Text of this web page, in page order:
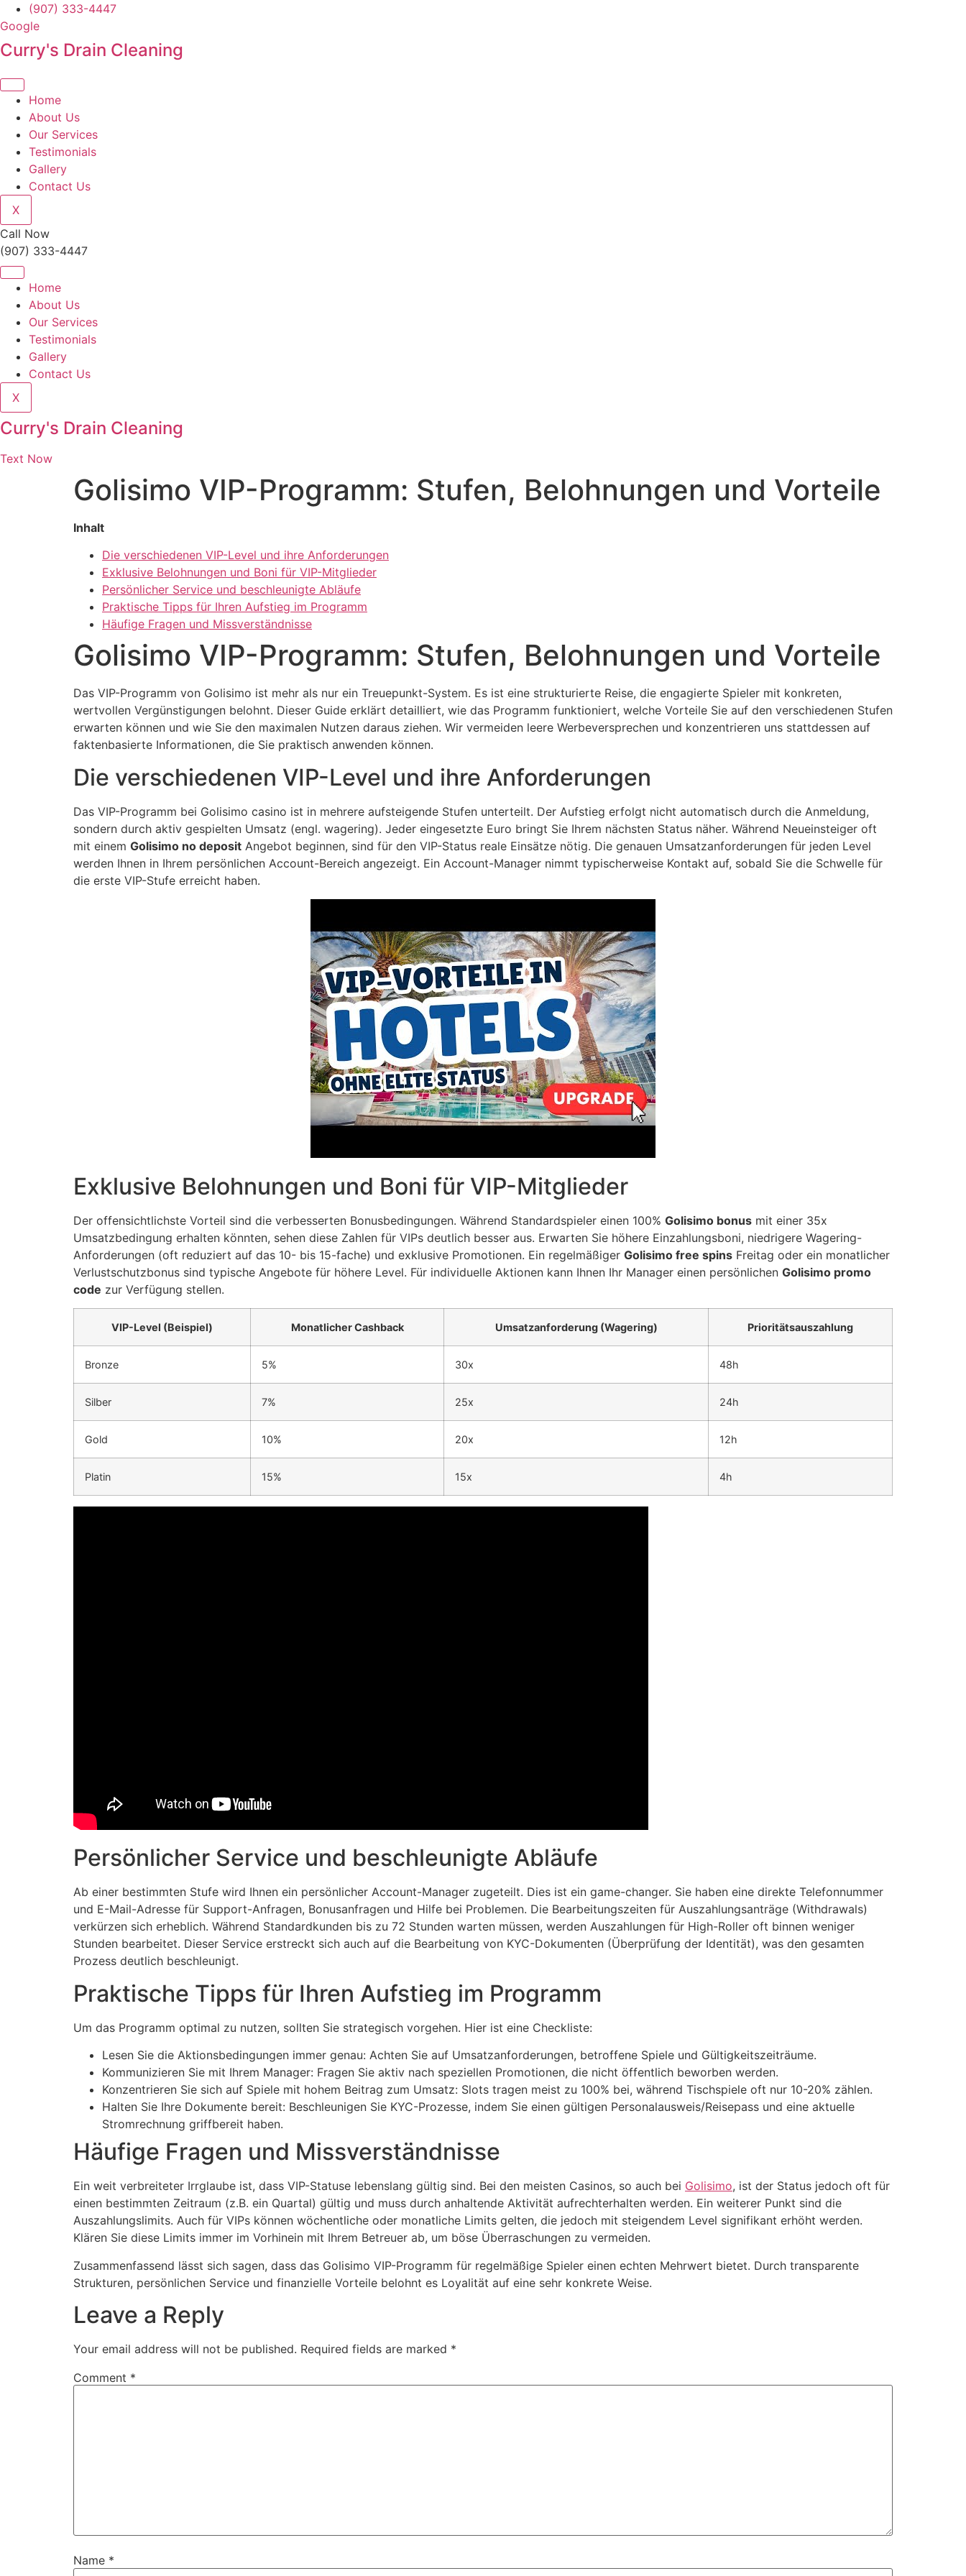
Skip
to
content
(907) 333-4447
Google
Curry's Drain Cleaning
Home
About Us
Our Services
Testimonials
Gallery
Contact Us
X
Call Now
(907) 333-4447
Home
About Us
Our Services
Testimonials
Gallery
Contact Us
X
Curry's Drain Cleaning
Text Now
Golisimo VIP-Programm: Stufen, Belohnungen und Vorteile
Inhalt
Die verschiedenen VIP-Level und ihre Anforderungen
Exklusive Belohnungen und Boni für VIP-Mitglieder
Persönlicher Service und beschleunigte Abläufe
Praktische Tipps für Ihren Aufstieg im Programm
Häufige Fragen und Missverständnisse
Golisimo VIP-Programm: Stufen, Belohnungen und Vorteile
Das VIP-Programm von Golisimo ist mehr als nur ein Treuepunkt-System. Es ist eine strukturierte Reise, die engagierte Spieler mit konkreten,
wertvollen Vergünstigungen belohnt. Dieser Guide erklärt detailliert, wie das Programm funktioniert, welche Vorteile Sie auf den verschiedenen Stufen
erwarten können und wie Sie den maximalen Nutzen daraus ziehen. Wir vermeiden leere Werbeversprechen und konzentrieren uns stattdessen auf
faktenbasierte Informationen, die Sie praktisch anwenden können.
Die verschiedenen VIP-Level und ihre Anforderungen
Das VIP-Programm bei Golisimo casino ist in mehrere aufsteigende Stufen unterteilt. Der Aufstieg erfolgt nicht automatisch durch die Anmeldung,
sondern durch aktiv gespielten Umsatz (engl. wagering). Jeder eingesetzte Euro bringt Sie Ihrem nächsten Status näher. Während Neueinsteiger oft
mit einem Golisimo no deposit Angebot beginnen, sind für den VIP-Status reale Einsätze nötig. Die genauen Umsatzanforderungen für jeden Level
werden Ihnen in Ihrem persönlichen Account-Bereich angezeigt. Ein Account-Manager nimmt typischerweise Kontakt auf, sobald Sie die Schwelle für
die erste VIP-Stufe erreicht haben.
Exklusive Belohnungen und Boni für VIP-Mitglieder
Der offensichtlichste Vorteil sind die verbesserten Bonusbedingungen. Während Standardspieler einen 100% Golisimo bonus mit einer 35x
Umsatzbedingung erhalten könnten, sehen diese Zahlen für VIPs deutlich besser aus. Erwarten Sie höhere Einzahlungsboni, niedrigere Wagering-
Anforderungen (oft reduziert auf das 10- bis 15-fache) und exklusive Promotionen. Ein regelmäßiger Golisimo free spins Freitag oder ein monatlicher
Verlustschutzbonus sind typische Angebote für höhere Level. Für individuelle Aktionen kann Ihnen Ihr Manager einen persönlichen Golisimo promo
code zur Verfügung stellen.
VIP-Level (Beispiel) Monatlicher Cashback Umsatzanforderung (Wagering) Prioritätsauszahlung
Bronze 5% 30x 48h
Silber 7% 25x 24h
Gold 10% 20x 12h
Platin 15% 15x 4h
Persönlicher Service und beschleunigte Abläufe
Ab einer bestimmten Stufe wird Ihnen ein persönlicher Account-Manager zugeteilt. Dies ist ein game-changer. Sie haben eine direkte Telefonnummer
und E-Mail-Adresse für Support-Anfragen, Bonusanfragen und Hilfe bei Problemen. Die Bearbeitungszeiten für Auszahlungsanträge (Withdrawals)
verkürzen sich erheblich. Während Standardkunden bis zu 72 Stunden warten müssen, werden Auszahlungen für High-Roller oft binnen weniger
Stunden bearbeitet. Dieser Service erstreckt sich auch auf die Bearbeitung von KYC-Dokumenten (Überprüfung der Identität), was den gesamten
Prozess deutlich beschleunigt.
Praktische Tipps für Ihren Aufstieg im Programm
Um das Programm optimal zu nutzen, sollten Sie strategisch vorgehen. Hier ist eine Checkliste:
Lesen Sie die Aktionsbedingungen immer genau: Achten Sie auf Umsatzanforderungen, betroffene Spiele und Gültigkeitszeiträume.
Kommunizieren Sie mit Ihrem Manager: Fragen Sie aktiv nach speziellen Promotionen, die nicht öffentlich beworben werden.
Konzentrieren Sie sich auf Spiele mit hohem Beitrag zum Umsatz: Slots tragen meist zu 100% bei, während Tischspiele oft nur 10-20% zählen.
Halten Sie Ihre Dokumente bereit: Beschleunigen Sie KYC-Prozesse, indem Sie einen gültigen Personalausweis/Reisepass und eine aktuelle
Stromrechnung griffbereit haben.
Häufige Fragen und Missverständnisse
Ein weit verbreiteter Irrglaube ist, dass VIP-Statuse lebenslang gültig sind. Bei den meisten Casinos, so auch bei Golisimo, ist der Status jedoch oft für
einen bestimmten Zeitraum (z.B. ein Quartal) gültig und muss durch anhaltende Aktivität aufrechterhalten werden. Ein weiterer Punkt sind die
Auszahlungslimits. Auch für VIPs können wöchentliche oder monatliche Limits gelten, die jedoch mit steigendem Level signifikant erhöht werden.
Klären Sie diese Limits immer im Vorhinein mit Ihrem Betreuer ab, um böse Überraschungen zu vermeiden.
Zusammenfassend lässt sich sagen, dass das Golisimo VIP-Programm für regelmäßige Spieler einen echten Mehrwert bietet. Durch transparente
Strukturen, persönlichen Service und finanzielle Vorteile belohnt es Loyalität auf eine sehr konkrete Weise.
Leave a Reply
Your email address will not be published. Required fields are marked *
Comment *
Name *